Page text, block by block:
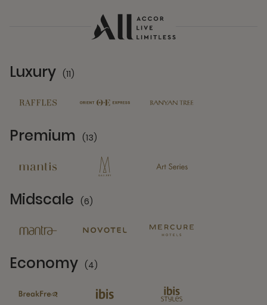
Luxury (11)
Premium (13)
Midscale (6)
Economy (4)